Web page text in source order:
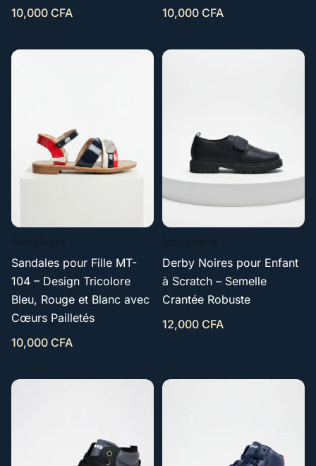
10,000 CFA
10,000 CFA
Sandales pour Fille MT-
104 – Design Tricolore
Bleu, Rouge et Blanc avec
Cœurs Pailletés
10,000 CFA
Derby Noires pour Enfant
à Scratch – Semelle
Crantée Robuste
12,000 CFA